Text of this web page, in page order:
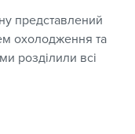
представлений
охолодження та
розділили всі